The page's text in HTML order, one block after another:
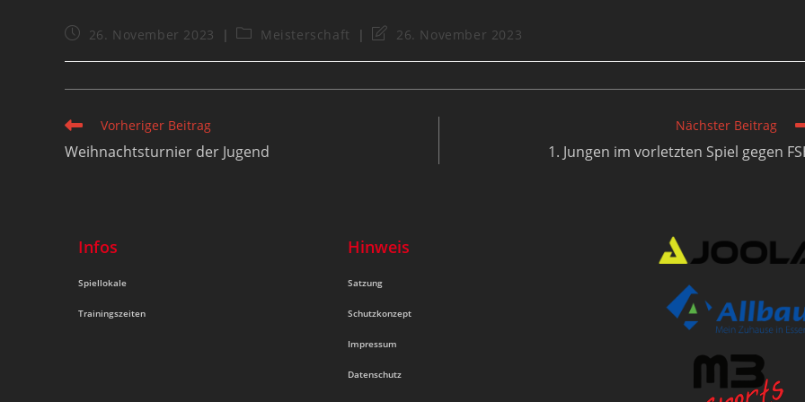
26. November 2023 Meisterschaft 26. November 2023
Vorheriger Beitrag
Weihnachtsturnier der Jugend
Nächster Beitrag
1. Jungen im vorletzten Spiel gegen
Infos
Spiellokale
Trainingszeiten
Hinweis
Satzung
Schutzkonzept
Impressum
Datenschutz